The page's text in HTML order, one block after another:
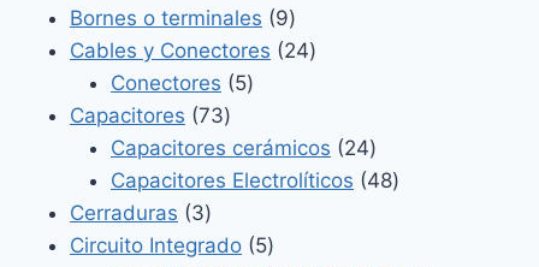
productos
Bornes o terminales 99
productos
Cables y Conectores 2424
Conectores 55
Capacitores 7373
productos
Capacitores cerámicos 2424
productos
Capacitores Electrolíticos 4848
Cerraduras 33
productos
Circuito Integrado 55